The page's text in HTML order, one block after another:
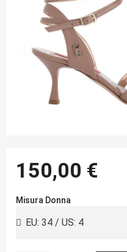
150,00 €
Misura Donna